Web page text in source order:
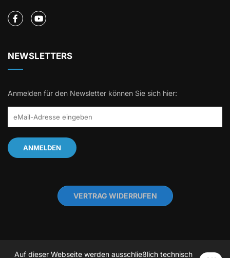
NEWSLETTERS
Anmelden für den Newsletter können Sie sich hier:
VERTRAG WIDERRUFEN
Auf dieser Webseite werden ausschließlich technisch